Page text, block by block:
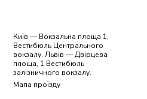
Київ — Вокзальна площа 1,
Вестибюль Центрального
вокзалу. Львів — Двірцева
площа, 1 Вестибюль
залізничного вокзалу.
Мапа проїзду